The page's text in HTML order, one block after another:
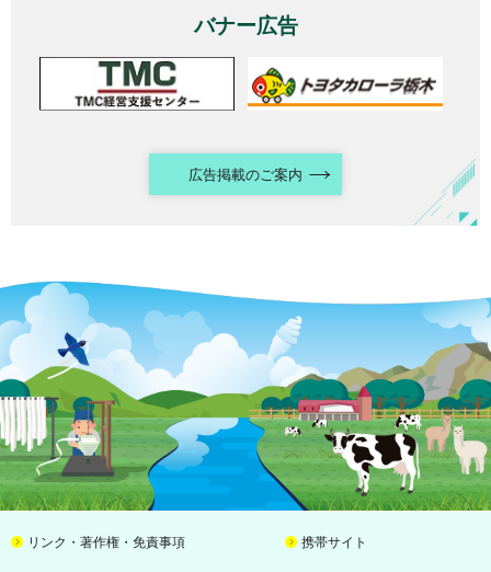
バナー広告
広告掲載のご案内
リンク・著作権・免責事項 携帯サイト